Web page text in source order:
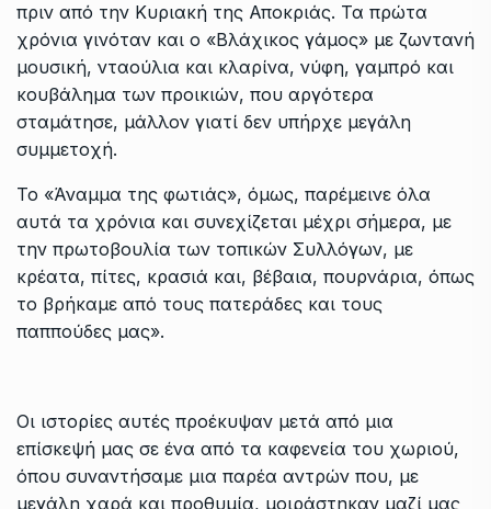
πριν από την Κυριακή της Αποκριάς. Τα πρώτα
χρόνια γινόταν και ο «Βλάχικος γάμος» με ζωντανή
μουσική, νταούλια και κλαρίνα, νύφη, γαμπρό και
κουβάλημα των προικιών, που αργότερα
σταμάτησε, μάλλον γιατί δεν υπήρχε μεγάλη
συμμετοχή.
Το «Άναμμα της φωτιάς», όμως, παρέμεινε όλα
αυτά τα χρόνια και συνεχίζεται μέχρι σήμερα, με
την πρωτοβουλία των τοπικών Συλλόγων, με
κρέατα, πίτες, κρασιά και, βέβαια, πουρνάρια, όπως
το βρήκαμε από τους πατεράδες και τους
παππούδες μας».
Οι ιστορίες αυτές προέκυψαν μετά από μια
επίσκεψή μας σε ένα από τα καφενεία του χωριού,
όπου συναντήσαμε μια παρέα αντρών που, με
μεγάλη χαρά και προθυμία, μοιράστηκαν μαζί μας